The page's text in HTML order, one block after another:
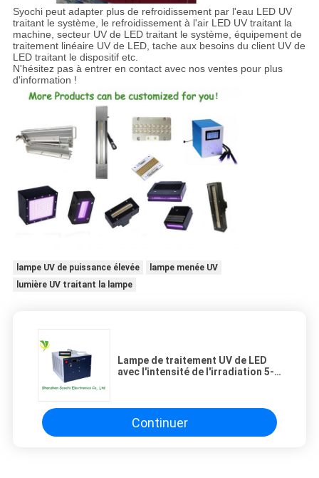
Syochi peut adapter plus de refroidissement par l'eau LED UV
traitant le système, le refroidissement à l'air LED UV traitant la
machine, secteur UV de LED traitant le système, équipement de
traitement linéaire UV de LED, tache aux besoins du client UV de
LED traitant le dispositif etc.
N'hésitez pas à entrer en contact avec nos ventes pour plus
d'information !
lampe UV de puissance élevée
lampe menée UV
lumière UV traitant la lampe
Lampe de traitement UV de LED
avec l'intensité de l'irradiation 5-
Continuer